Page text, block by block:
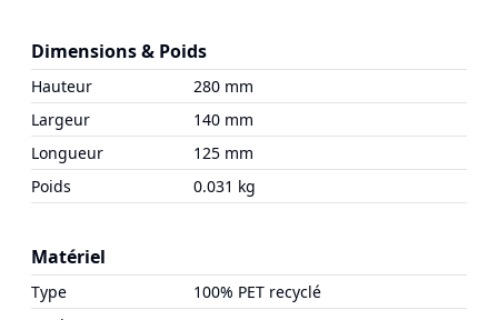
Dimensions & Poids
Hauteur
280 mm
Largeur
140 mm
Longueur
125 mm
Poids
0.031 kg
Matériel
Type
100% PET recyclé